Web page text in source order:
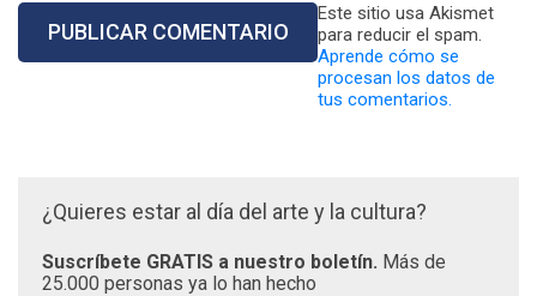
Este sitio usa Akismet
para reducir el spam.
Aprende cómo se
procesan los datos de
tus comentarios.
¿Quieres estar al día del arte y la cultura?
Suscríbete GRATIS a nuestro boletín. Más de
25.000 personas ya lo han hecho